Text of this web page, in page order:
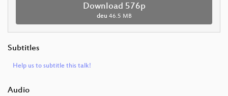
Download 576p
deu 46.5 MB
Subtitles
Help us to subtitle this talk!
Audio